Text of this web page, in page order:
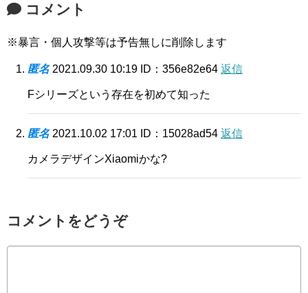
コメント
※暴言・個人攻撃等は予告無しに削除します
匿名 2021.09.30 10:19 ID：356e82e64 返信
Fシリーズという存在を初めて知った
匿名 2021.10.02 17:01 ID：15028ad54 返信
カメラデザインXiaomiかな?
コメントをどうぞ